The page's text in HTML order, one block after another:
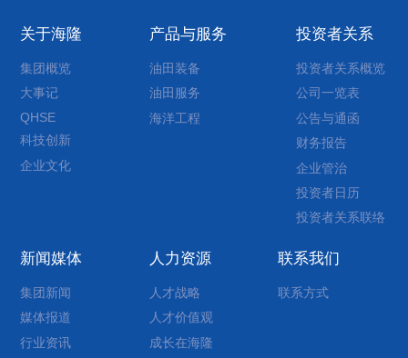
关于海隆
集团概览
大事记
QHSE
科技创新
企业文化
产品与服务
油田装备
油田服务
海洋工程
投资者关系
投资者关系概览
公司一览表
公告与通函
财务报告
企业管治
投资者日历
投资者关系联络
新闻媒体
集团新闻
媒体报道
行业资讯
人力资源
人才战略
人才价值观
成长在海隆
联系我们
联系方式